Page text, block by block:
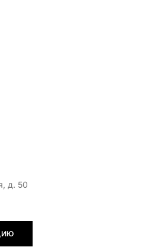
д. 50